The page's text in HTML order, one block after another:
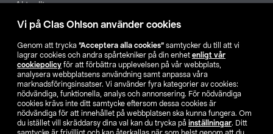
Vi på Clas Ohlson använder cookies
Genom att trycka ”Acceptera alla cookies” samtycker du till att vi
lagrar cookies och andra spårtekniker på din enhet enligt vår
cookiepolicy för att förbättra upplevelsen på vår webbplats,
analysera webbplatsens användning samt anpassa våra
marknadsföringsinsatser. Vi använder fyra kategorier av cookies:
nödvändiga, funktionella, analys och annonsering. För nödvändiga
cookies krävs inte ditt samtycke eftersom dessa cookies är
nödvändiga för att innehållet på webbplatsen ska kunna fungera. Om
du istället vill skräddarsy dina val kan du trycka på inställningar. Ditt
Aktuellt
Hitta butik
SE NO FI